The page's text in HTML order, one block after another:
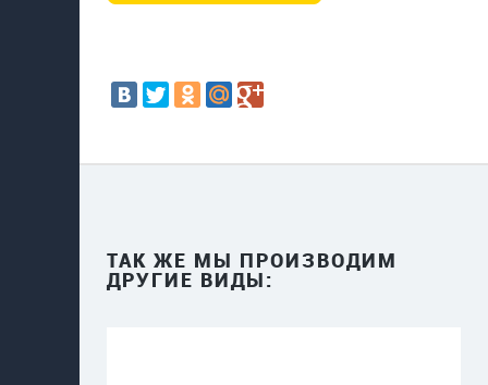
ТАК ЖЕ МЫ ПРОИЗВОДИМ
ДРУГИЕ ВИДЫ: